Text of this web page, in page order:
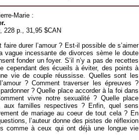
Marie :
228 p., 31,95 $CAN
faire durer l’amour ? Est-il possible de s’aimer
vague incessante de divorces sème le doute
fonder un foyer. S’il n’y a pas de recettes
cependant des écueils à éviter, des points à
vie de couple réussisse. Quelles sont les
? Comment traverser les épreuves ?
? Quelle place accorder à la foi dans
vivre notre sexualité ? Quelle place
aux familles respectives ? Enfin, quel sens
de mariage au coeur de tout cela ? En
l’auteur donne des pistes de réflexion
comme à ceux qui ont déjà une longue vie